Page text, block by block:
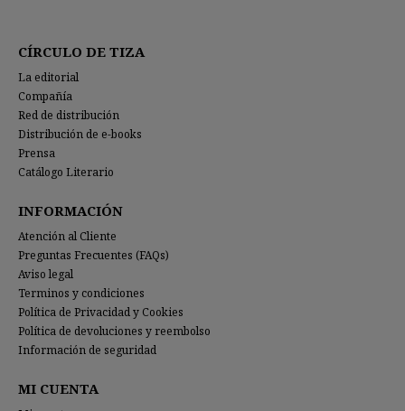
CÍRCULO DE TIZA
La editorial
Compañía
Red de distribución
Distribución de e-books
Prensa
Catálogo Literario
INFORMACIÓN
Atención al Cliente
Preguntas Frecuentes (FAQs)
Aviso legal
Terminos y condiciones
Política de Privacidad y Cookies
Política de devoluciones y reembolso
Información de seguridad
MI CUENTA